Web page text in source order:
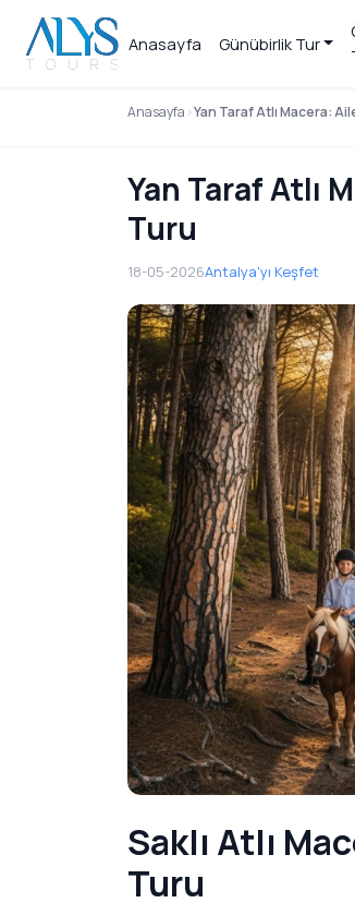
Anasayfa Günübirlik Tur
Anasayfa Yan Taraf Atlı Macera:
Yan Taraf Atlı
Turu
18-05-2026Antalya'yı Keşfet
Saklı Atlı
Turu